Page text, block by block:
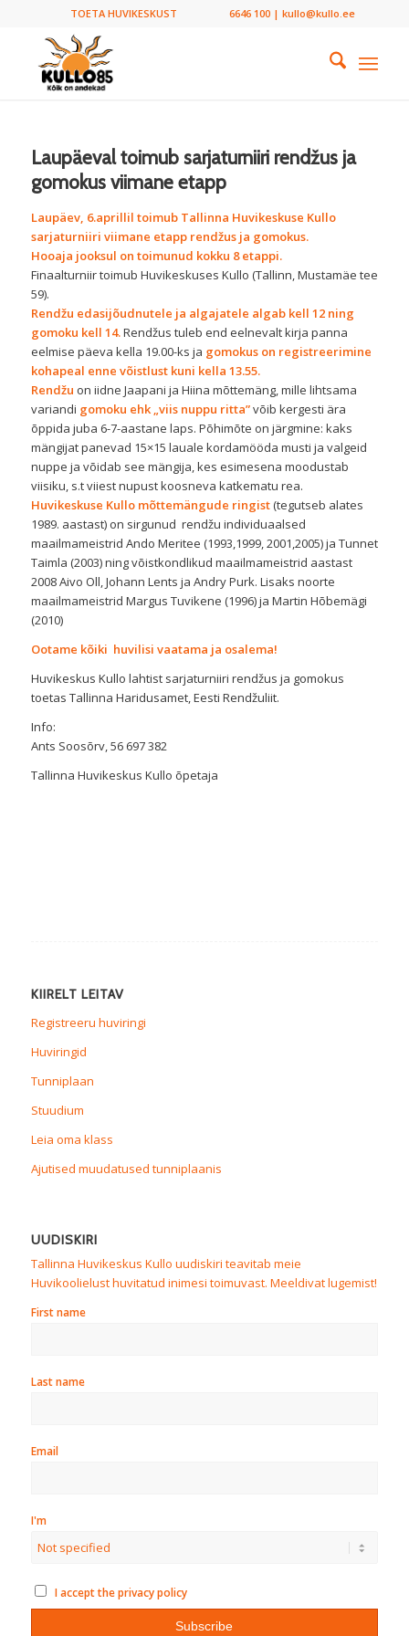
TOETA HUVIKESKUST 6646 100 | kullo@kullo.ee
Laupäeval toimub sarjaturniiri rendžus ja
gomokus viimane etapp
Laupäev, 6.aprillil toimub Tallinna Huvikeskuse Kullo
sarjaturniiri viimane etapp rendžus ja gomokus.
Hooaja jooksul on toimunud kokku 8 etappi.
Finaalturniir toimub Huvikeskuses Kullo (Tallinn, Mustamäe tee
59).
Rendžu edasijõudnutele ja algajatele algab kell 12 ning
gomoku kell 14.Rendžus tuleb end eelnevalt kirja panna
eelmise päeva kella 19.00-ks ja gomokus on registreerimine
kohapeal enne võistlust kuni kella 13.55.
Rendžu on iidne Jaapani ja Hiina mõttemäng, mille lihtsama
variandi gomoku ehk „viis nuppu ritta”võib kergesti ära
õppida juba 6-7-aastane laps. Põhimõte on järgmine: kaks
mängijat panevad 15×15 lauale kordamööda musti ja valgeid
nuppe ja võidab see mängija, kes esimesena moodustab
viisiku, s.t viiest nupust koosneva katkematu rea.
Huvikeskuse Kullo mõttemängude ringist (tegutseb alates
1989. aastast) on sirgunud rendžu individuaalsed
maailmameistrid Ando Meritee (1993,1999, 2001,2005) ja Tunnet
Taimla (2003) ning võistkondlikud maailmameistrid aastast
2008 Aivo Oll, Johann Lents ja Andry Purk. Lisaks noorte
maailmameistrid Margus Tuvikene (1996) ja Martin Hõbemägi
(2010)
Ootame kõiki huvilisi vaatama ja osalema!
Huvikeskus Kullo lahtist sarjaturniiri rendžus ja gomokus
toetas Tallinna Haridusamet, Eesti Rendžuliit.
Info:
Ants Soosõrv, 56 697 382
Tallinna Huvikeskus Kullo õpetaja
KIIRELT LEITAV
Registreeru huviringi
Huviringid
Tunniplaan
Stuudium
Leia oma klass
Ajutised muudatused tunniplaanis
UUDISKIRI
Tallinna Huvikeskus Kullo uudiskiri teavitab meie
Huvikoolielust huvitatud inimesi toimuvast. Meeldivat lugemist!
First name
Last name
Email
I'm
I accept the privacy policy